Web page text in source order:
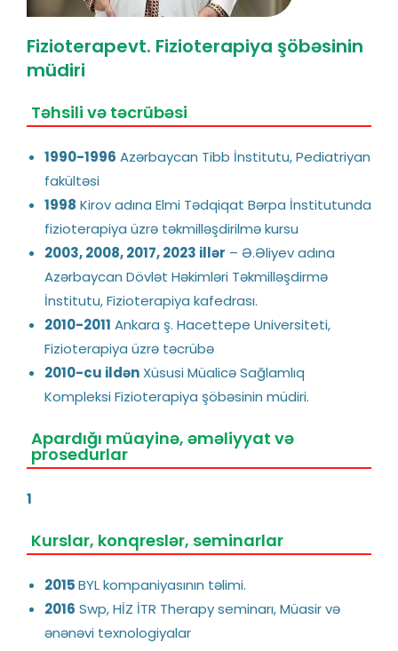
Fizioterapevt. Fizioterapiya şöbəsinin
müdiri
Təhsili və təcrübəsi
1990-1996 Azərbaycan Tibb İnstitutu, Pediatriyan
fakültəsi
1998 Kirov adına Elmi Tədqiqat Bərpa İnstitutunda
fizioterapiya üzrə təkmilləşdirilmə kursu
2003, 2008, 2017, 2023 illər – Ə.Əliyev adına
Azərbaycan Dövlət Həkimləri Təkmilləşdirmə
İnstitutu, Fizioterapiya kafedrası.
2010-2011 Ankara ş. Hacettepe Universiteti,
Fizioterapiya üzrə təcrübə
2010-cu ildən Xüsusi Müalicə Sağlamlıq
Kompleksi Fizioterapiya şöbəsinin müdiri.
Apardığı müayinə, əməliyyat və
prosedurlar
1
Kurslar, konqreslər, seminarlar
2015BYL kompaniyasının təlimi.
2016 Swp, HİZ İTR Therapy seminarı, Müasir və
ənənəvi texnologiyalar